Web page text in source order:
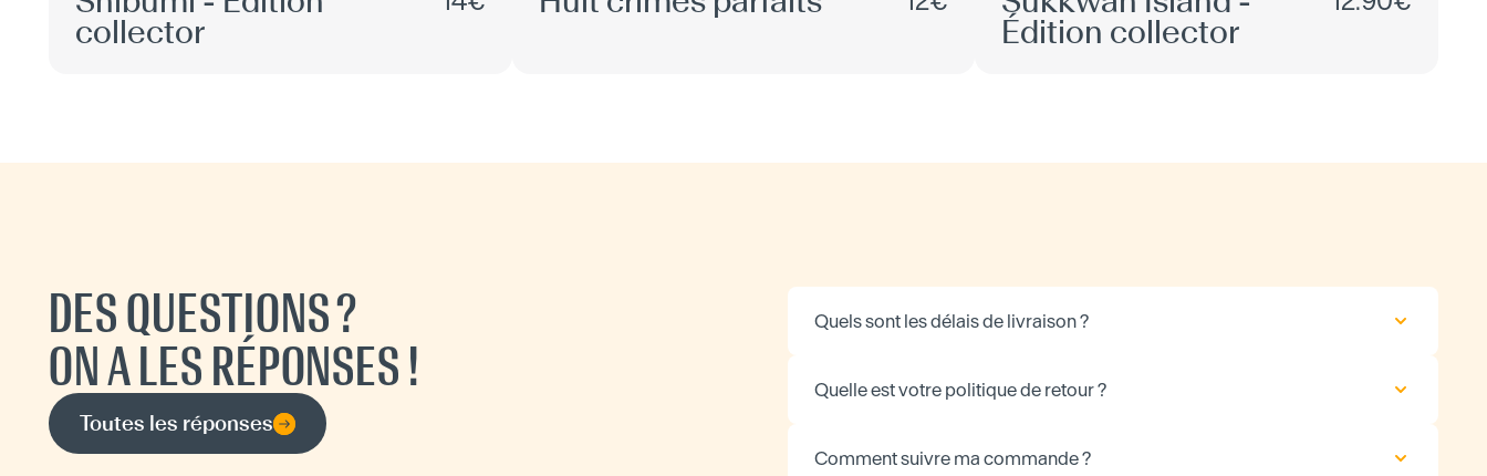
collector Édition collector
DES QUESTIONS ?
ON A LES RÉPONSES !
Toutes les réponses
Quels sont les délais de livraison ?
Quelle est votre politique de retour ?
Comment suivre ma commande ?